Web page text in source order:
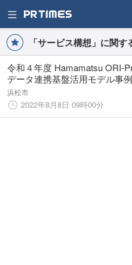
「サービス構想」に関
令和４年度 Hamamatsu ORI-
データ連携基盤活用モデル事
事業検証支援の支援先が決定！
浜松市
2022年8月8日 09時00分